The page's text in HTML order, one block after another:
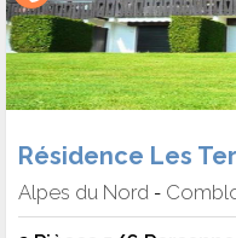
Résidence Les
Alpes du Nord -